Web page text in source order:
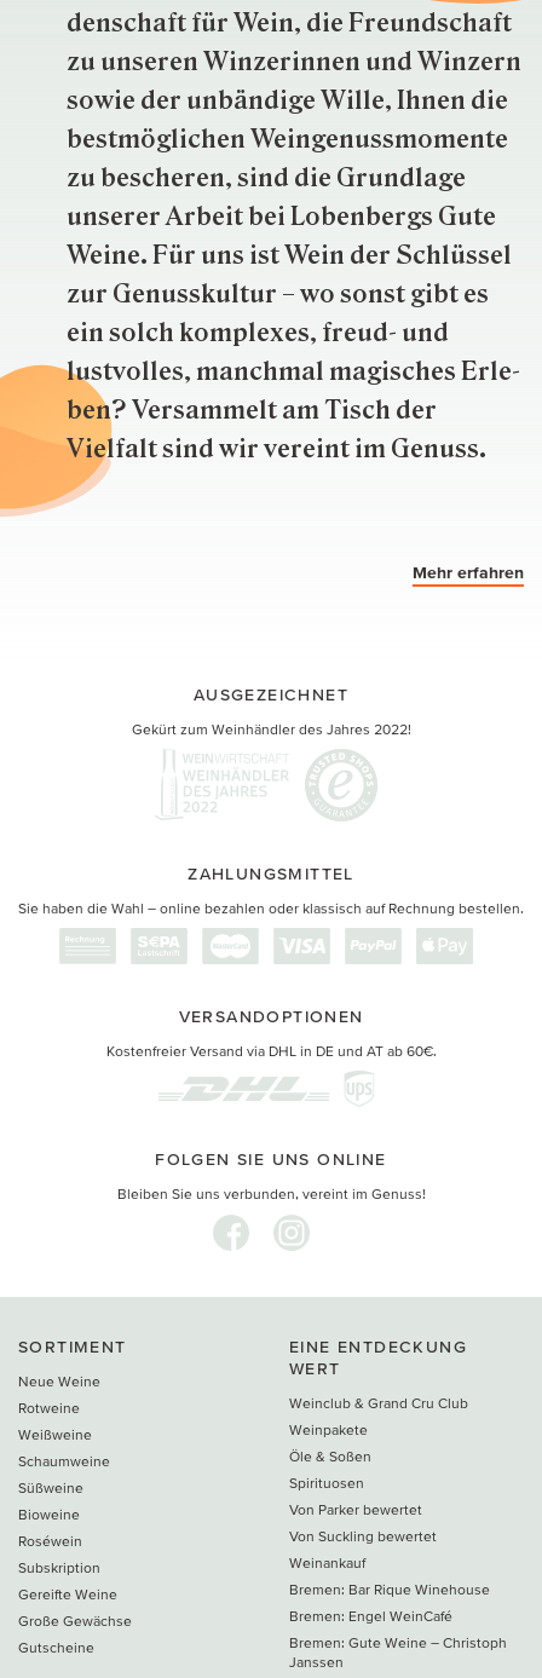
den­schaft für Wein, die Freund­schaft
zu unseren Win­zer­innen und Win­zern
so­wie der un­bän­dige Wille, Ihnen die
best­mög­lich­en Wein­genuss­momente
zu besche­ren, sind die Grund­lage
unserer Arbeit bei Lobenbergs Gute
Weine. Für uns ist Wein der Schlüs­sel
zur Genuss­kultur – wo sonst gibt es
ein solch kom­plexes, freud- und
lustvolles, manchmal ma­gisch­es Er­le­
ben? Versammelt am Tisch der
Vielfalt sind wir ver­eint im Genuss.
Mehr erfahren
AUSGEZEICHNET
Gekürt zum Weinhändler des Jahres 2022!
ZAHLUNGSMITTEL
Sie haben die Wahl – online bezahlen oder klassisch auf Rechnung bestellen.
VERSANDOPTIONEN
Kostenfreier Versand via DHL in DE und AT ab 60€.
FOLGEN SIE UNS ONLINE
Bleiben Sie uns verbunden, vereint im Genuss!
SORTIMENT
Neue Weine
Rotweine
Weißweine
Schaumweine
Süßweine
Bioweine
Roséwein
Subskription
Gereifte Weine
Große Gewächse
Gutscheine
EINE ENTDECKUNG
WERT
Weinclub & Grand Cru Club
Weinpakete
Öle & Soßen
Spirituosen
Von Parker bewertet
Von Suckling bewertet
Weinankauf
Bremen: Bar Rique Winehouse
Bremen: Engel WeinCafé
Bremen: Gute Weine – Christoph
Janssen